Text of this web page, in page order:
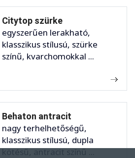
Citytop szürke
egyszerűen lerakható,
klasszikus stílusú, szürke
színű, kvarchomokkal ...
Behaton antracit
nagy terhelhetőségű,
klasszikus stílusú, dupla
kötésű, antracit színű ...